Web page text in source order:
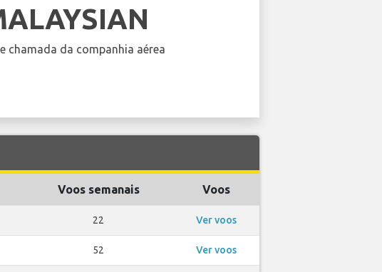
chamada da companhia aérea
Voos semanais Voos
22 Ver voos
52 Ver voos